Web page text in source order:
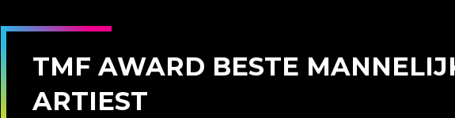
TMF AWARD BESTE
ARTIEST